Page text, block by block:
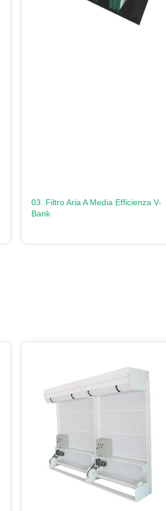
03. Filtro Aria A Media Efficienza V-
Bank